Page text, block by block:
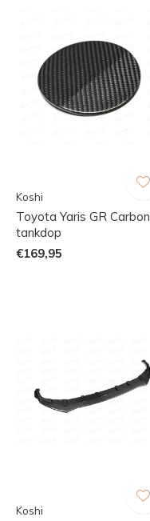
Koshi
Toyota Yaris GR Carbon
tankdop
€169,95
Koshi